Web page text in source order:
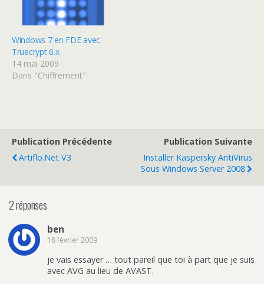
Windows 7 en FDE avec
Truecrypt 6.x
14 mai 2009
Dans "Chiffrement"
Publication Précédente
Artiflo.net V3
Publication Suivante
Installer Kaspersky AntiVirus
Sous Windows Server 2008
2 réponses
ben
18 février 2009
je vais essayer … tout pareil que toi à part que je suis
avec AVG au lieu de AVAST.